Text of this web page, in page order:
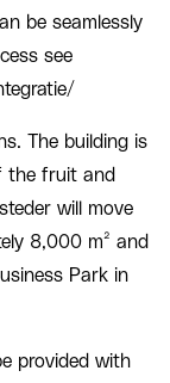
be seamlessly
see
The building is
the fruit and
will move
8,000 m² and
Park in
provided with